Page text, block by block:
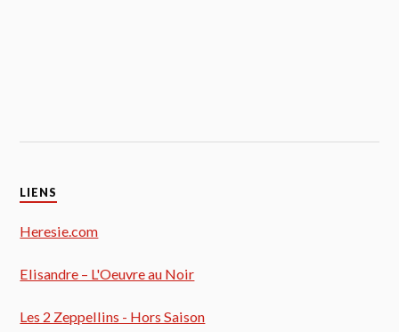
LIENS
Heresie.com
Elisandre – L'Oeuvre au Noir
Les 2 Zeppellins - Hors Saison